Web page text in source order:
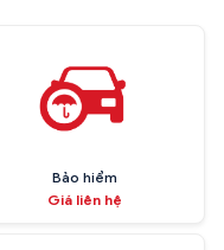
Bảo hiểm
Giá liên hệ